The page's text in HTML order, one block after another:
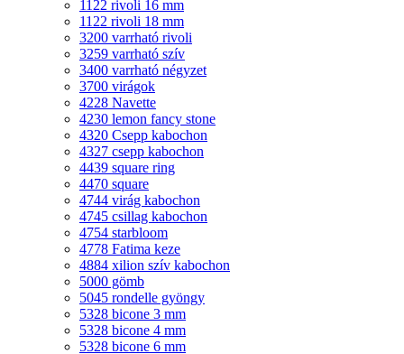
1122 rivoli 16 mm
1122 rivoli 18 mm
3200 varrható rivoli
3259 varrható szív
3400 varrható négyzet
3700 virágok
4228 Navette
4230 lemon fancy stone
4320 Csepp kabochon
4327 csepp kabochon
4439 square ring
4470 square
4744 virág kabochon
4745 csillag kabochon
4754 starbloom
4778 Fatima keze
4884 xilion szív kabochon
5000 gömb
5045 rondelle gyöngy
5328 bicone 3 mm
5328 bicone 4 mm
5328 bicone 6 mm